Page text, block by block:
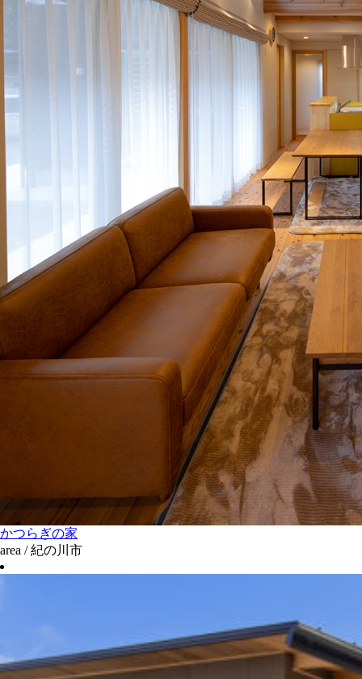
かつらぎの家
area / 紀の川市